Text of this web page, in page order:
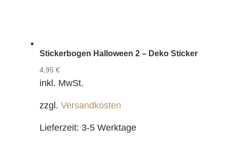
Stickerbogen Halloween 2 – Deko Sticker
4,95 €
inkl. MwSt.
zzgl. Versandkosten
Lieferzeit: 3-5 Werktage